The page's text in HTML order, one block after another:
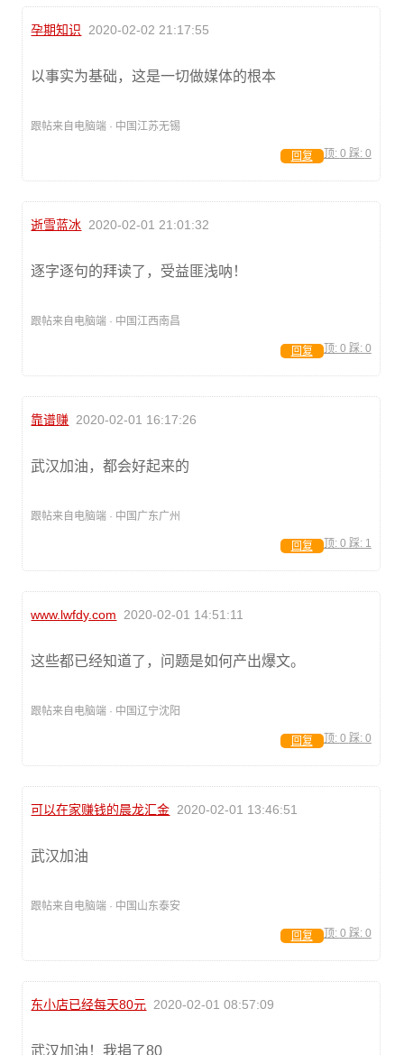
孕期知识 2020-02-02 21:17:55
以事实为基础，这是一切做媒体的根本
跟帖来自电脑端 · 中国江苏无锡
顶: 0 踩: 0
回复
逝雪蓝冰 2020-02-01 21:01:32
逐字逐句的拜读了，受益匪浅呐！
跟帖来自电脑端 · 中国江西南昌
顶: 0 踩: 0
回复
靠谱赚 2020-02-01 16:17:26
武汉加油，都会好起来的
跟帖来自电脑端 · 中国广东广州
顶: 0 踩: 1
回复
www.lwfdy.com 2020-02-01 14:51:11
这些都已经知道了，问题是如何产出爆文。
跟帖来自电脑端 · 中国辽宁沈阳
顶: 0 踩: 0
回复
可以在家赚钱的晨龙汇金 2020-02-01 13:46:51
武汉加油
跟帖来自电脑端 · 中国山东泰安
顶: 0 踩: 0
回复
东小店已经每天80元 2020-02-01 08:57:09
武汉加油！我捐了80